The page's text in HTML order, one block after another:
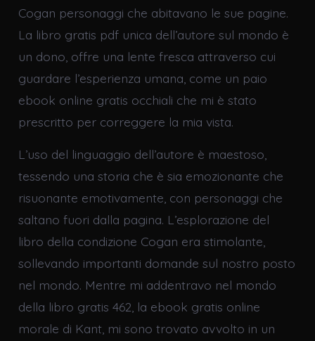
Cogan personaggi che abitavano le sue pagine.
La libro gratis pdf unica dell’autore sul mondo è
un dono, offre una lente fresca attraverso cui
guardare l’esperienza umana, come un paio
ebook online gratis occhiali che mi è stato
prescritto per correggere la mia vista.
L’uso del linguaggio dell’autore è maestoso,
tessendo una storia che è sia emozionante che
risuonante emotivamente, con personaggi che
saltano fuori dalla pagina. L’esplorazione del
libro della condizione Cogan era stimolante,
sollevando importanti domande sul nostro posto
nel mondo. Mentre mi addentravo nel mondo
della libro gratis 462, la ebook gratis online
morale di Kant, mi sono trovato avvolto in un